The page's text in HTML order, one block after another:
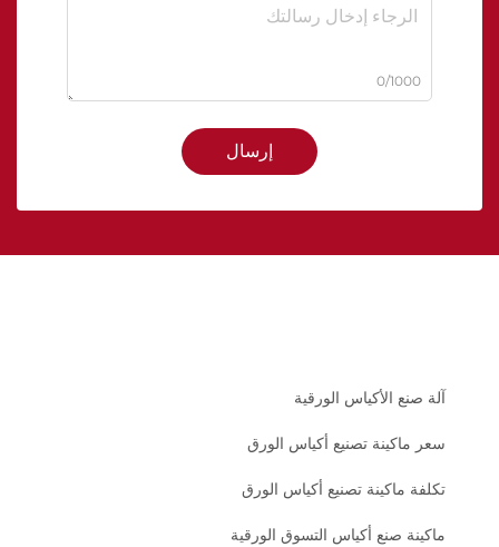
0/1000
إرسال
آلة صنع الأكياس الورقية
سعر ماكينة تصنيع أكياس الورق
تكلفة ماكينة تصنيع أكياس الورق
ماكينة صنع أكياس التسوق الورقية